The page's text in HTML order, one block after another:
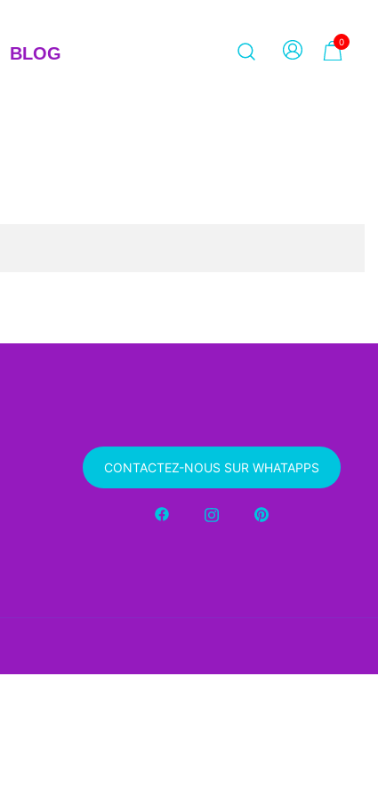
BLOG
0
CONTACTEZ-NOUS SUR WHATAPPS